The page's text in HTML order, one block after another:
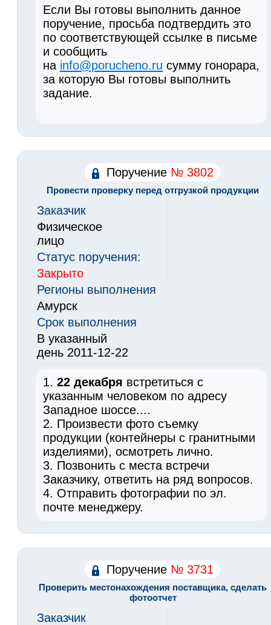
Если Вы готовы выполнить данное
поручение, просьба подтвердить это
по соответствующей ссылке в письме
и сообщить
на info@porucheno.ru сумму гонорара,
за которую Вы готовы выполнить
задание.
Поручение № 3802
Провести проверку перед отгрузкой продукции
Заказчик
Физическое
лицо
Статус поручения:
Закрыто
Регионы выполнения
Амурск
Срок выполнения
В указанный
день 2011-12-22
1.22 декабря встретиться с
указанным человеком по адресу
Западное шоссе....
2. Произвести фото съемку
продукции (контейнеры с гранитными
изделиями), осмотреть лично.
3. Позвонить с места встречи
Заказчику, ответить на ряд вопросов.
4. Отправить фотографии по эл.
почте менеджеру.
Поручение № 3731
Проверить местонахождения поставщика, сделать
фотоотчет
Заказчик